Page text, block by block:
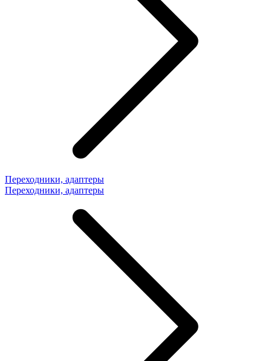
Переходники, адаптеры
Переходники, адаптеры